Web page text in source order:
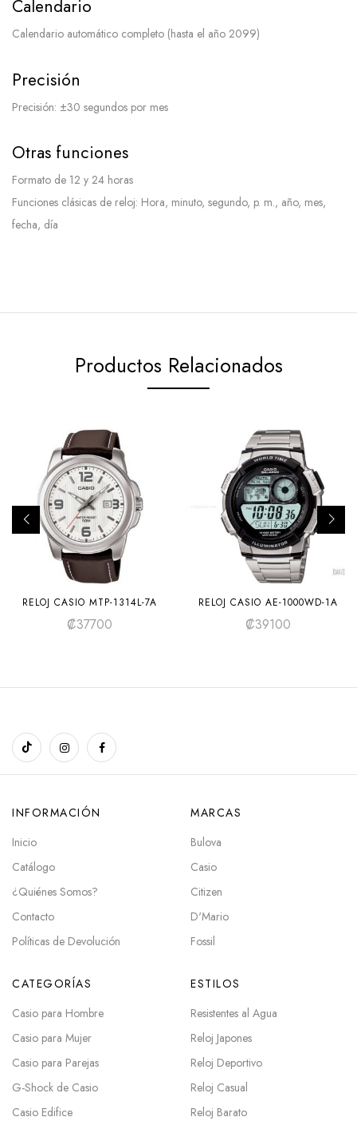
Calendario
Calendario automático completo (hasta el año 2099)
Precisión
Precisión: ±30 segundos por mes
Otras funciones
Formato de 12 y 24 horas
Funciones clásicas de reloj: Hora, minuto, segundo, p. m., año, mes,
fecha, día
Productos Relacionados
RELOJ CASIO MTP-1314L-7A
₡37700
RELOJ CASIO AE-1000WD-1A
₡39100
INFORMACIÓN
Inicio
Catálogo
¿Quiénes Somos?
Contacto
Políticas de Devolución
MARCAS
Bulova
Casio
Citizen
D'Mario
Fossil
CATEGORÍAS
Casio para Hombre
Casio para Mujer
Casio para Parejas
G-Shock de Casio
Casio Edifice
ESTILOS
Resistentes al Agua
Reloj Japones
Reloj Deportivo
Reloj Casual
Reloj Barato